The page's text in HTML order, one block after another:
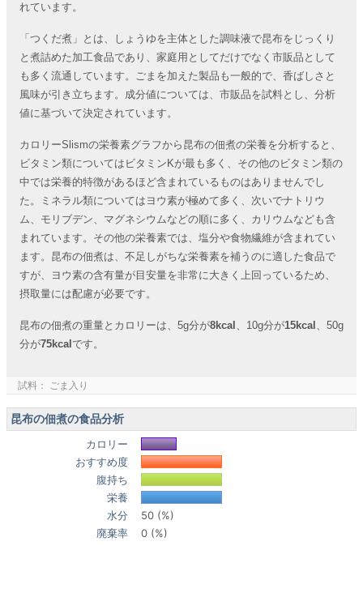
れています。
「つくだ煮」とは、しょうゆを主体とした調味液で昆布をじっくり
と煮詰めた加工食品であり、家庭用としてだけでなく市販品として
も多く流通しています。ごまを加えた製品も一般的で、香ばしさと
風味が引き立ちます。成分値については、市販品を試料とし、分析
値に基づいて決定されています。
カロリーSlismの栄養素グラフから昆布の佃煮の栄養を分析すると、
ビタミン類についてはビタミンKが最も多く、その他のビタミン類の
中では栄養的特徴があるほど含まれているものはありませんでし
た。ミネラル類についてはヨウ素が極めて多く、次いでナトリウ
ム、モリブデン、マグネシウムなどの順に多く、カリウムなども含
まれています。その他の栄養素では、塩分や食物繊維が含まれてい
ます。昆布の佃煮は、不足しがちな栄養素を補うのに適した食品で
すが、ヨウ素の含有量が目安量を非常に大きく上回っているため、
摂取量には配慮が必要です。
昆布の佃煮の重量とカロリーは、5g分が8kcal 、10g分が15kcal 、50g
分が75kcal です。
試料： ごま入り
昆布の佃煮の食品分析
カロリー
おすすめ度
腹持ち
栄養
水分
50 (%)
廃棄率
0 (%)